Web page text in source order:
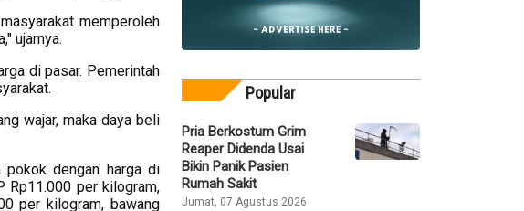
memperoleh
ujarnya.
di pasar. Pemerintah
wajar, maka daya beli
pokok dengan harga di
Rp11.000 per kilogram,
per kilogram, bawang
Popular
Pria Berkostum Grim
Reaper Didenda Usai
Bikin Panik Pasien
Rumah Sakit
Jumat, 07 Agustus 2026